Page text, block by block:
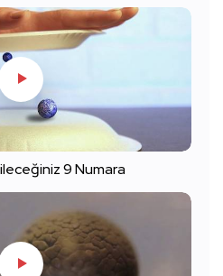
9 Numara